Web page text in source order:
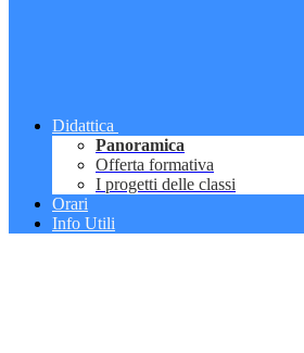
Didattica
Panoramica
Offerta formativa
I progetti delle classi
Orari
Info Utili